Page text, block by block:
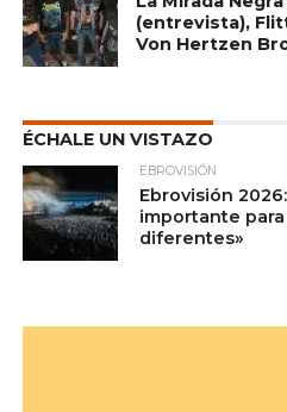
(entrevista),
Von Hertzen
ÉCHALE UN VISTAZO
EBROVISIÓN
Ebrovisión
importante
diferentes»